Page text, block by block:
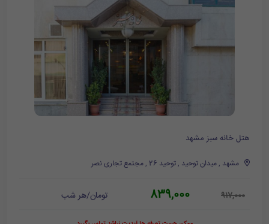
هتل خانه سبز مشهد
مشهد , میدان توحید , توحید 26 , مجتمع تجاری نصر
917,000
839,000 تومان/هر شب